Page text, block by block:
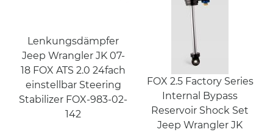
Lenkungsdämpfer
Jeep Wrangler JK 07-
18 FOX ATS 2.0 24fach
einstellbar Steering
Stabilizer FOX-983-02-
142
FOX 2.5 Factory Series
Internal Bypass
Reservoir Shock Set
Jeep Wrangler JK